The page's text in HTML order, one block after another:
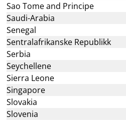
Sao Tome and Principe
Saudi-Arabia
Senegal
Sentralafrikanske Republikk
Serbia
Seychellene
Sierra Leone
Singapore
Slovakia
Slovenia